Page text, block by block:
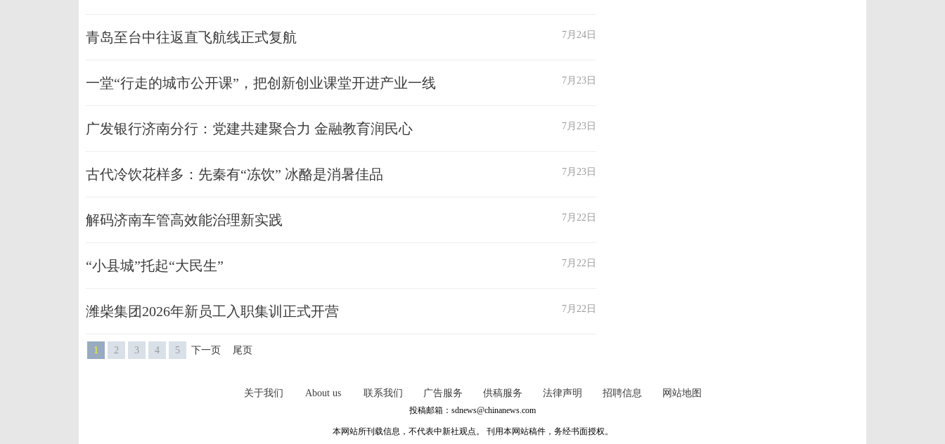
青岛至台中往返直飞航线正式复航 7月24日
一堂“行走的城市公开课”，把创新创业课堂开进产业一线 7月23日
广发银行济南分行：党建共建聚合力 金融教育润民心 7月23日
古代冷饮花样多：先秦有“冻饮” 冰酪是消暑佳品 7月23日
解码济南车管高效能治理新实践 7月22日
“小县城”托起“大民生” 7月22日
潍柴集团2026年新员工入职集训正式开营 7月22日
1 2 3 4 5 下一页 尾页
关于我们 About us 联系我们 广告服务 供稿服务 法律声明 招聘信息 网站地图
投稿邮箱：sdnews@chinanews.com
本网站所刊载信息，不代表中新社观点。 刊用本网站稿件，务经书面授权。